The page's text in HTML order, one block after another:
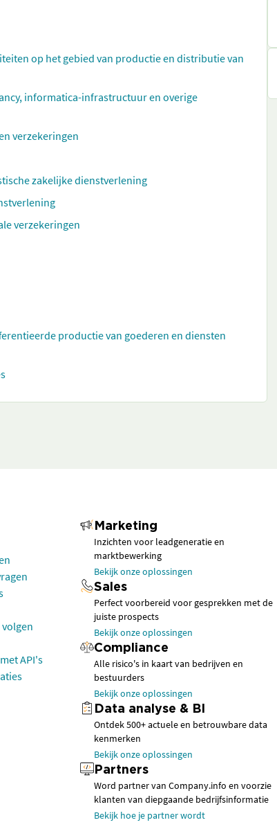
op het gebied van productie en distributie van
informatica-infrastructuur en overige
verzekeringen
zakelijke dienstverlening
verzekeringen
productie van goederen en diensten
API's
Marketing
Inzichten voor leadgeneratie en
marktbewerking
Bekijk onze oplossingen
Sales
Perfect voorbereid voor gesprekken met de
juiste prospects
Bekijk onze oplossingen
Compliance
Alle risico's in kaart van bedrijven en
bestuurders
Bekijk onze oplossingen
Data analyse & BI
Ontdek 500+ actuele en betrouwbare data
kenmerken
Bekijk onze oplossingen
Partners
Word partner van Company.info en voorzie
klanten van diepgaande bedrijfsinformatie
Bekijk hoe je partner wordt